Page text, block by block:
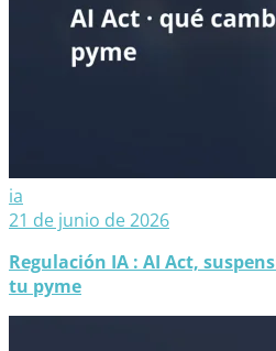
ia
21 de junio de 2026
Regulación IA : AI Act,
tu pyme